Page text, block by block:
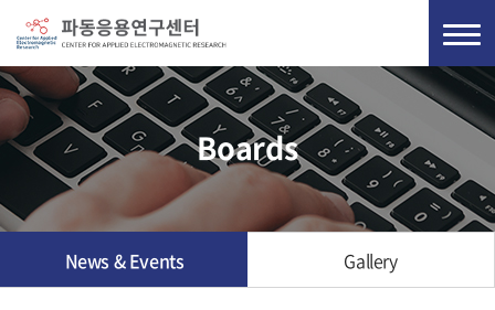
Boards
News & Events Gallery